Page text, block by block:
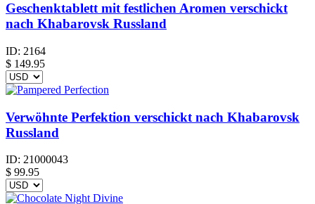
Geschenktablett mit festlichen Aromen verschickt
nach Khabarovsk Russland
ID: 2164
$ 149.95
Verwöhnte Perfektion verschickt nach Khabarovsk
Russland
ID: 21000043
$ 99.95